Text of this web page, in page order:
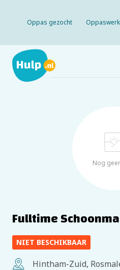
Oppas gezocht
Oppaswerk
Nog
Fulltime
NIET BESCHIKBAAR
Hintham-Zuid,